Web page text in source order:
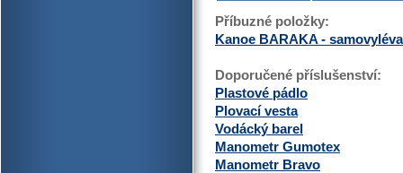
Příbuzné položky:
Kanoe BARAKA -
Doporučené příslušenství:
Plastové pádlo
Plovací vesta
Vodácký barel
Manometr Gumotex
Manometr Bravo